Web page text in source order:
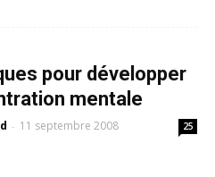
pour développer
mentale
- 11 septembre 2008 25